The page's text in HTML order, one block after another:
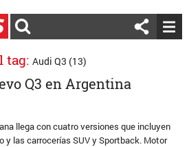
tag: Audi Q3 (13)
Q3 en Argentina
llega con cuatro versiones que incluyen
y las carrocerías SUV y Sportback. Motor